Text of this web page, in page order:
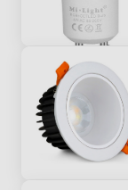
Wat deze
bijzonder
je maar liefst 4
kamers
LED-strips,
kamers in huis.